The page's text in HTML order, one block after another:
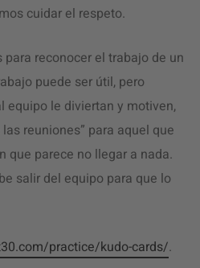
cuidar el respeto.
reconocer el trabajo de un
puede ser útil, pero
equipo le diviertan y motiven,
reuniones” para aquel que
que parece no llegar a nada.
salir del equipo para que lo
practice/kudo-cards/.